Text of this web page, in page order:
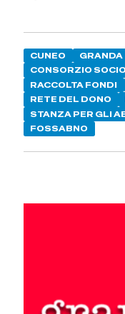
CUNEO GRANDA
CONSORZIO
RACCOLTA FONDI
RETE DEL DONO
STANZA PER GLI
FOSSABNO